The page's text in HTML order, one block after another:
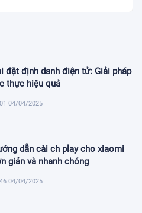
đặt định danh điện tử: Giải pháp
thực hiệu quả
04/04/2025
dẫn cài ch play cho xiaomi
giản và nhanh chóng
04/04/2025